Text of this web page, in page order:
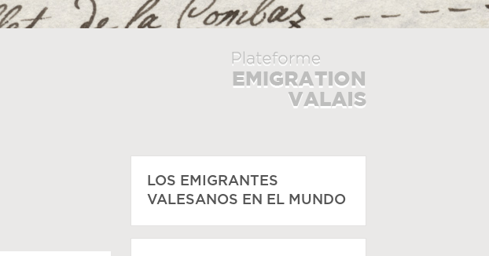
LOS EMIGRANTES
VALESANOS EN EL MUNDO